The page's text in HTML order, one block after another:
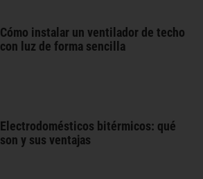
Cómo instalar un ventilador de techo
con luz de forma sencilla
Electrodomésticos bitérmicos: qué
son y sus ventajas